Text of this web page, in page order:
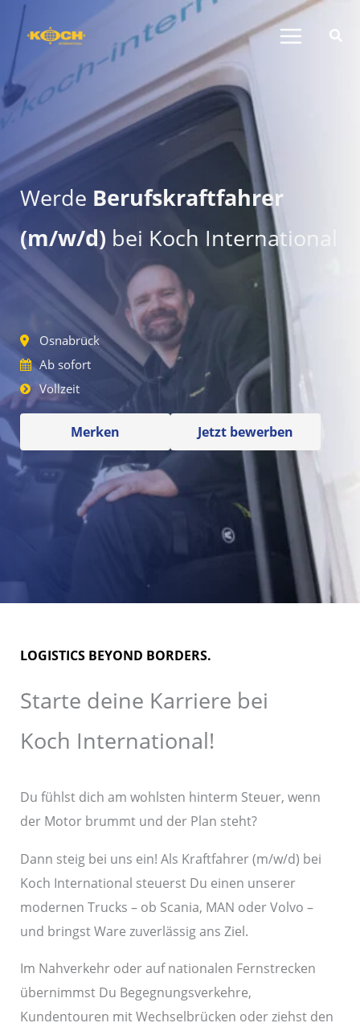
Zum
Inhalt
springen
Werde Berufskraftfahrer
(m/w/d) bei Koch International
Osnabrück
Ab sofort
Vollzeit
Merken Jetzt bewerben
LOGISTICS BEYOND BORDERS.
Starte deine Karriere bei
Koch International!
Du fühlst dich am wohlsten hinterm Steuer, wenn
der Motor brummt und der Plan steht?
Dann steig bei uns ein! Als Kraftfahrer (m/w/d) bei
Koch International steuerst Du einen unserer
modernen Trucks – ob Scania, MAN oder Volvo –
und bringst Ware zuverlässig ans Ziel.
Im Nahverkehr oder auf nationalen Fernstrecken
übernimmst Du Begegnungsverkehre,
Kundentouren mit Wechselbrücken oder ziehst den